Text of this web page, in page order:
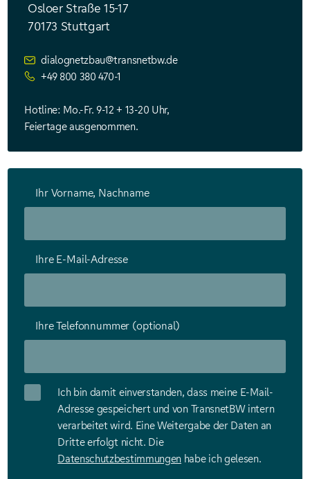
Osloer Straße 15-17
70173 Stuttgart
dialognetzbau@transnetbw.de
+49 800 380 470-1
Hotline: Mo.-Fr. 9-12 + 13-20 Uhr,
Feiertage ausgenommen.
Ihr Vorname, Nachname
Ihre E-Mail-Adresse
Ihre Telefonnummer (optional)
Ich bin damit einverstanden, dass meine E-Mail-
Adresse gespeichert und von TransnetBW intern
verarbeitet wird. Eine Weitergabe der Daten an
Dritte erfolgt nicht. Die
Datenschutzbestimmungen habe ich gelesen.